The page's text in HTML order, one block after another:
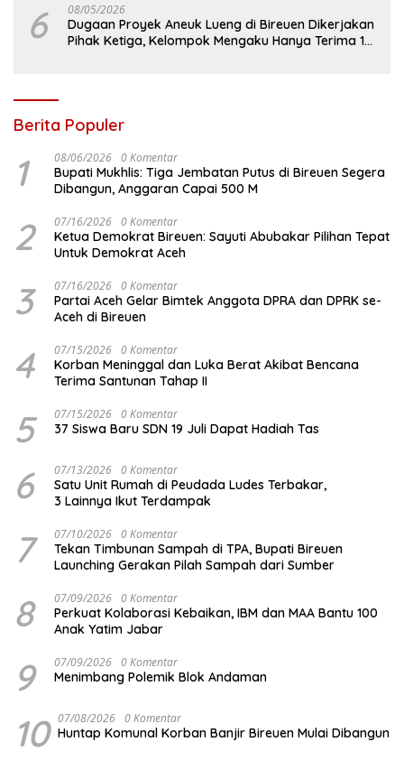
6 08/05/2026
Dugaan Proyek Aneuk Lueng di Bireuen Dikerjakan
Pihak Ketiga, Kelompok Mengaku Hanya Terima 10
Berita Populer
1 08/06/2026 0 Komentar
Bupati Mukhlis: Tiga Jembatan Putus di Bireuen Segera
Dibangun, Anggaran Capai 500 M
2 07/16/2026 0 Komentar
Ketua Demokrat Bireuen: Sayuti Abubakar Pilihan Tepat
Untuk Demokrat Aceh
3 07/16/2026 0 Komentar
Partai Aceh Gelar Bimtek Anggota DPRA dan DPRK se-
Aceh di Bireuen
4 07/15/2026 0 Komentar
Korban Meninggal dan Luka Berat Akibat Bencana
Terima Santunan Tahap II
5 07/15/2026 0 Komentar
37 Siswa Baru SDN 19 Juli Dapat Hadiah Tas
6 07/13/2026 0 Komentar
Satu Unit Rumah di Peudada Ludes Terbakar,
3 Lainnya Ikut Terdampak
7 07/10/2026 0 Komentar
Tekan Timbunan Sampah di TPA, Bupati Bireuen
Launching Gerakan Pilah Sampah dari Sumber
8 07/09/2026 0 Komentar
Perkuat Kolaborasi Kebaikan, IBM dan MAA Bantu 100
Anak Yatim Jabar
9 07/09/2026 0 Komentar
Menimbang Polemik Blok Andaman
10 07/08/2026 0 Komentar
Huntap Komunal Korban Banjir Bireuen Mulai Dibangun